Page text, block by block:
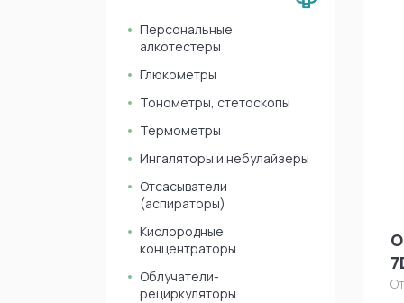
Персональные
алкотестеры
Глюкометры
Тонометры, стетоскопы
Термометры
Ингаляторы и небулайзеры
Отсасыватели
(аспираторы)
Кислородные
концентраторы
Облучатели-
рециркуляторы